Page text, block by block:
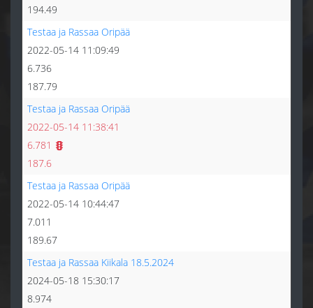
194.49
Testaa ja Rassaa Oripää
2022-05-14 11:09:49
6.736
187.79
Testaa ja Rassaa Oripää
2022-05-14 11:38:41
6.781
187.6
Testaa ja Rassaa Oripää
2022-05-14 10:44:47
7.011
189.67
Testaa ja Rassaa Kiikala 18.5.2024
2024-05-18 15:30:17
8.974